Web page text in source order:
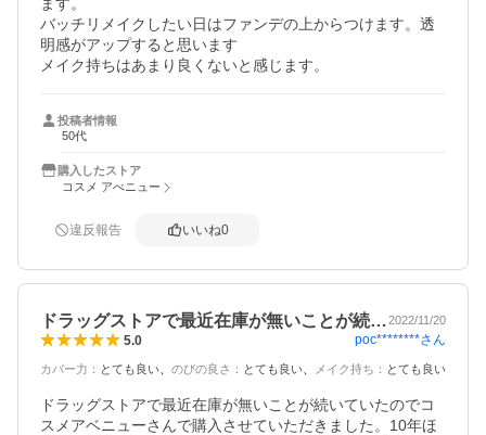
バッチリメイクしたい日はファンデの上からつけます。透
明感がアップすると思います
メイク持ちはあまり良くないと感じます。
投稿者情報
50代
購入したストア
コスメ アべニュー
違反報告 いいね0
ドラッグストアで最近在庫が無いことが続…2022/11/20
5.0 poc********さん
カバー力 ： とても良い のびの良さ ： とても良い メイク持ち ： とても良い
ドラッグストアで最近在庫が無いことが続いていたのでコ
スメアベニューさんで購入させていただきました。10年ほ